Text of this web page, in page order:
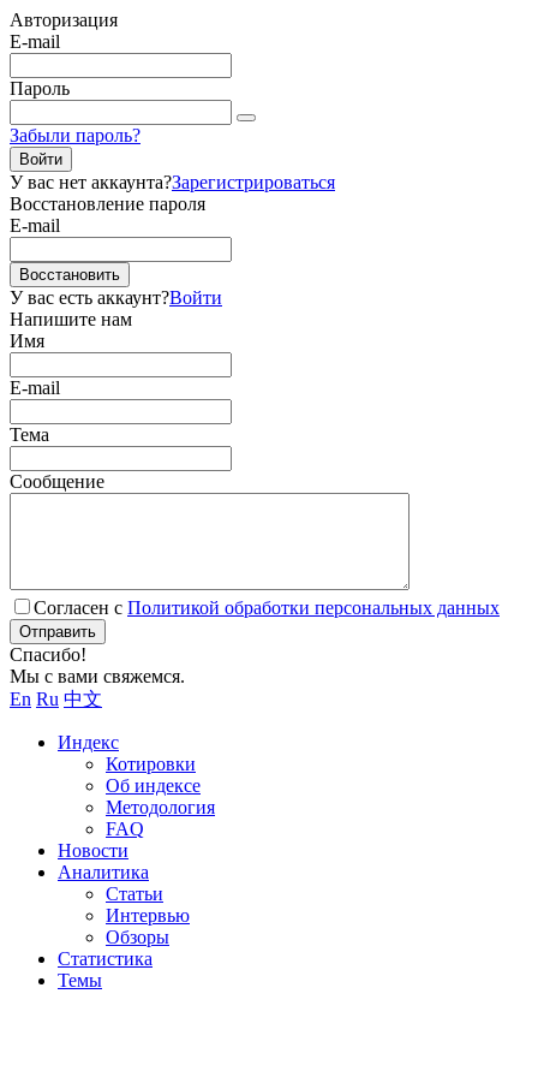
Авторизация
E-mail
Пароль
Забыли пароль?
Войти
У вас нет аккаунта?Зарегистрироваться
Восстановление пароля
E-mail
Восстановить
У вас есть аккаунт?Войти
Напишите нам
Имя
E-mail
Тема
Сообщение
Согласен с Политикой обработки персональных данных
Отправить
Спасибо!
Мы с вами свяжемся.
En Ru 中文
Индекс
Котировки
Об индексе
Методология
FAQ
Новости
Аналитика
Статьи
Интервью
Обзоры
Статистика
Темы